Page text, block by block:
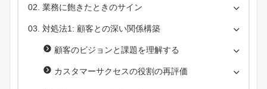
業務に飽きたときのサイン
対処法1: 顧客との深い関係構築
顧客のビジョンと課題を理解する
カスタマーサクセスの役割の再評価